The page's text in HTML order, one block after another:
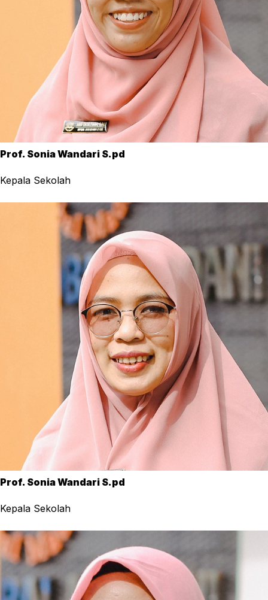
Prof. Sonia Wandari S.pd
Kepala Sekolah
Prof. Sonia Wandari S.pd
Kepala Sekolah